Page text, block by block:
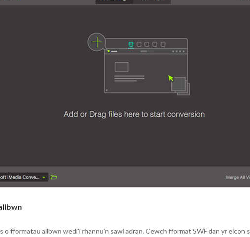
o fformatau allbwn wedi'i rhannu'n sawl adran. Cewch fformat SWF dan yr eicon